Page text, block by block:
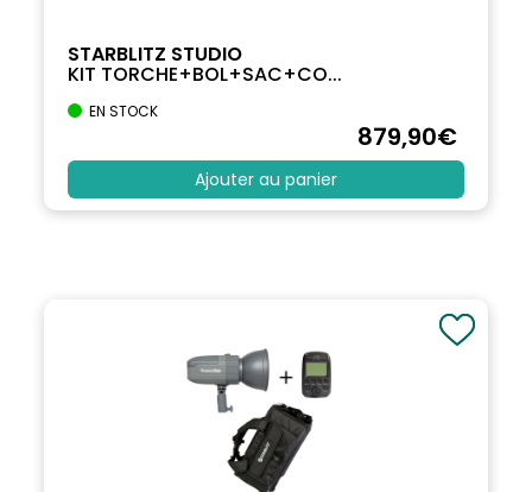
STARBLITZ STUDIO
KIT TORCHE+BOL+SAC+CO...
EN STOCK
879,90€
Ajouter au panier